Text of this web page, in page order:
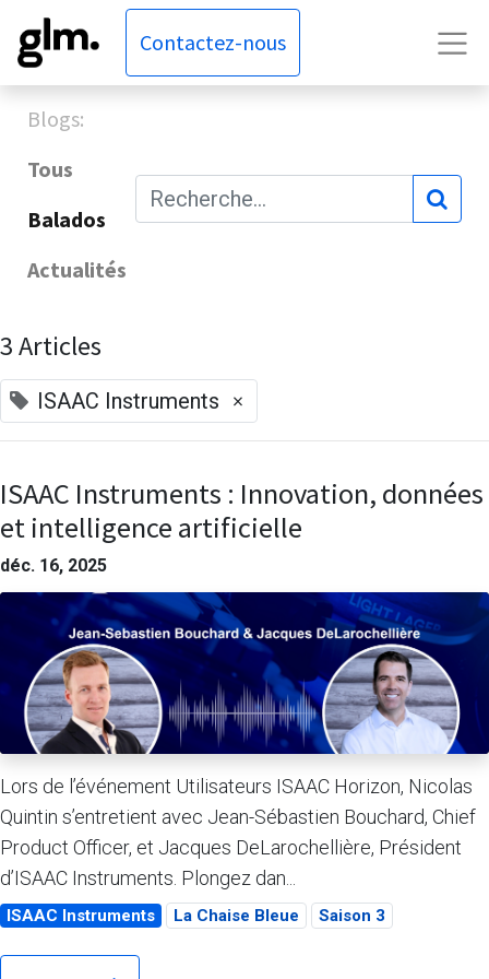
Contactez-nous
Blogs:
Tous
Balados
Actualités
3 Articles
ISAAC Instruments ×
ISAAC Instruments : Innovation, données
et intelligence artificielle
déc. 16, 2025
Lors de l’événement Utilisateurs ISAAC Horizon, Nicolas
Quintin s’entretient avec Jean-Sébastien Bouchard, Chief
Product Officer, et Jacques DeLarochellière, Président
d’ISAAC Instruments. Plongez dan...
ISAAC Instruments La Chaise Bleue Saison 3